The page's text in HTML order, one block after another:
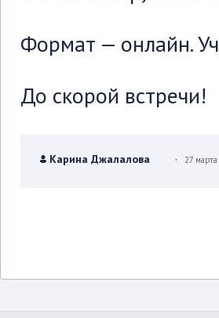
Формат — онлайн.
До скорой встречи!
Карина Джалалова . 27